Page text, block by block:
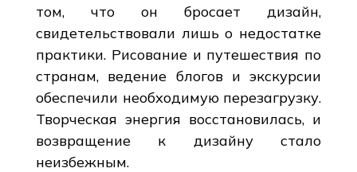
том, что он бросает дизайн,
свидетельствовали лишь о недостатке
практики. Рисование и путешествия по
странам, ведение блогов и экскурсии
обеспечили необходимую перезагрузку.
Творческая энергия восстановилась, и
возвращение к дизайну стало
неизбежным.